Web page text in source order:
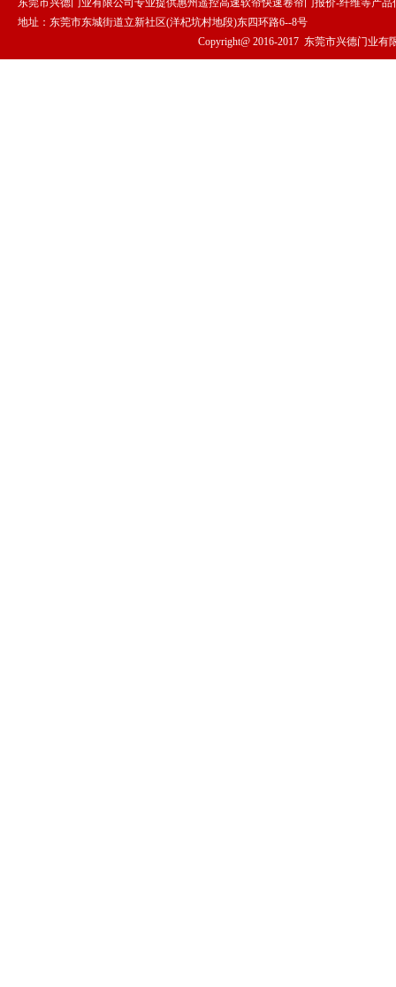
东莞市兴德门业有限公司专业提供惠州遥控高速软帘快速卷帘门报价-纤维等产
地址：东莞市东城街道立新社区(洋杞坑村地段)东四环路6--8号
Copyright@ 2016-2017 东莞市兴德门业有